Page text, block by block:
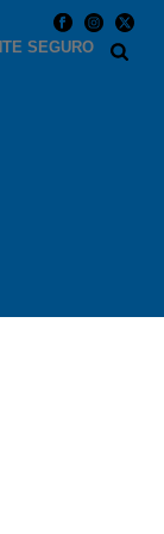
SEGURO